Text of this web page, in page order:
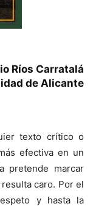
Ríos Carratalá
de Alicante
texto crítico o
efectiva en un
pretende marcar
caro. Por el
y hasta la